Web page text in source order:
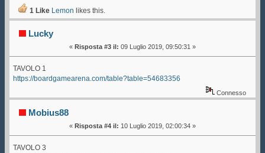
1 Like Lemon likes this.
Lucky
« Risposta #3 il: 09 Luglio 2019, 09:50:31 »
TAVOLO 1
https://boardgamearena.com/table?table=54683356
Connesso
Mobius88
« Risposta #4 il: 10 Luglio 2019, 02:00:34 »
TAVOLO 3